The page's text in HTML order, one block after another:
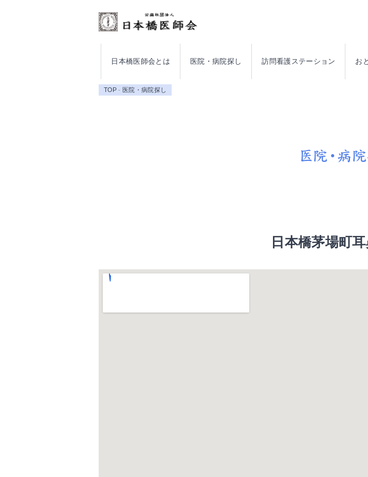
日本橋医師会とは 医院・病院探し 訪問看護ステーション お
TOP 医院・病院探し
日本橋茅場町